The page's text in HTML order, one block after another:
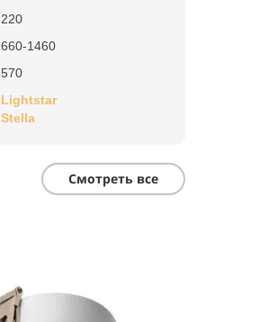
220
660-1460
570
Lightstar
Stella
Смотреть все